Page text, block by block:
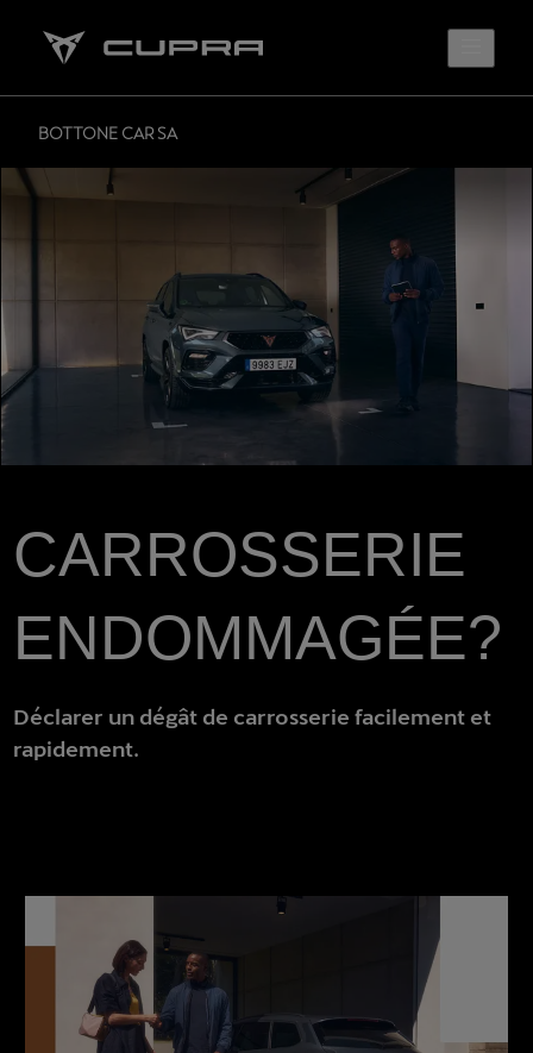
BOTTONE CAR SA
CARROSSERIE
ENDOMMAGÉE?
Déclarer un dégât de carrosserie facilement et
rapidement.